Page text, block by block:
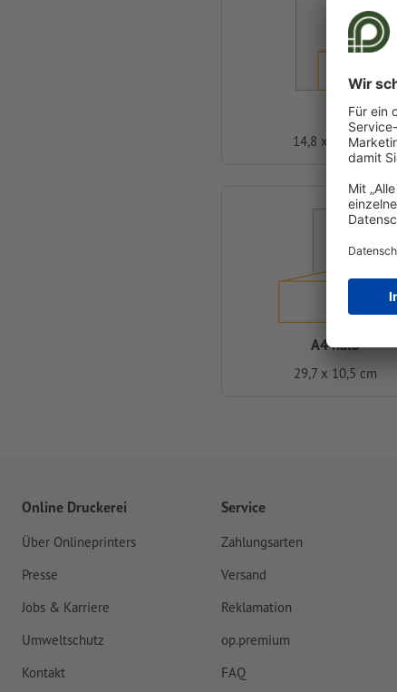
14,8 x 10,5 cm
A4 halb
29,7 x 10,5 cm
Online Druckerei
Über Onlineprinters
Presse
Jobs & Karriere
Umweltschutz
Kontakt
Service
Zahlungsarten
Versand
Reklamation
op.premium
FAQ